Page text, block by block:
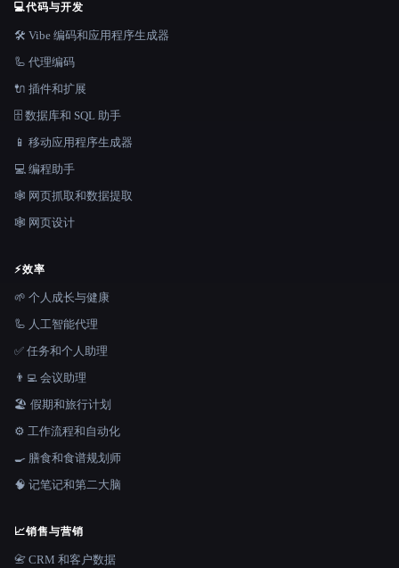
💻代码与开发
🛠️ Vibe 编码和应用程序生成器
🦾 代理编码
🔌 插件和扩展
🗄️ 数据库和 SQL 助手
📱 移动应用程序生成器
💻 编程助手
🕸️ 网页抓取和数据提取
🕸 网页设计
⚡效率
🌱 个人成长与健康
🦾 人工智能代理
✅ 任务和个人助理
👨‍💻 会议助理
🏖 假期和旅行计划
⚙️ 工作流程和自动化
🍳 膳食和食谱规划师
🧠 记笔记和第二大脑
📈销售与营销
📇 CRM 和客户数据